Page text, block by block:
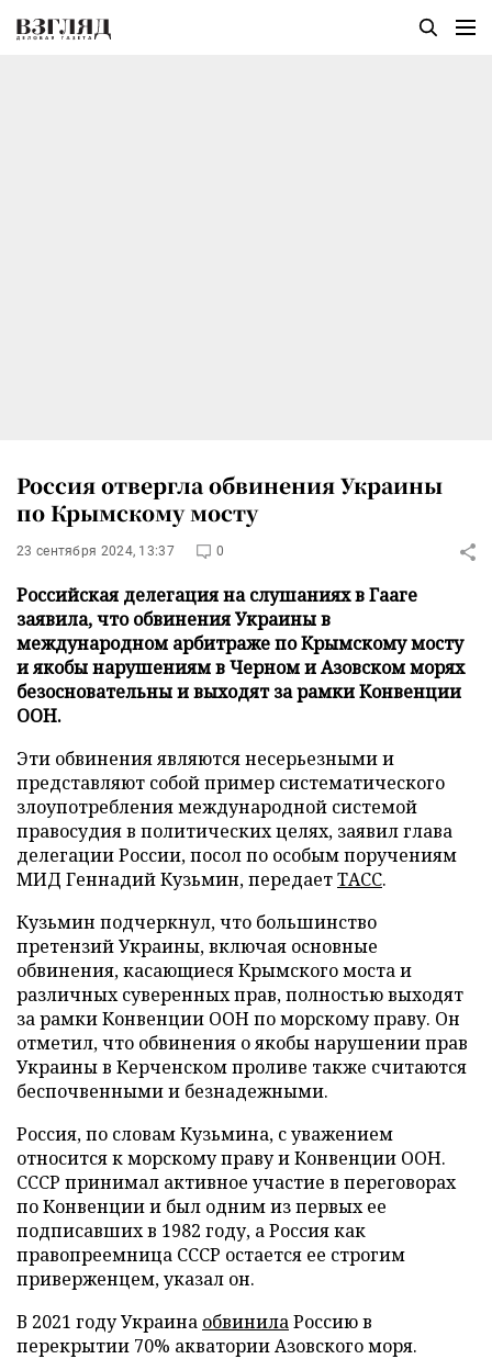
Россия отвергла обвинения Украины
по Крымскому мосту
23 сентября 2024, 13:37 0
Российская делегация на слушаниях в Гааге
заявила, что обвинения Украины в
международном арбитраже по Крымскому мосту
и якобы нарушениям в Черном и Азовском морях
безосновательны и выходят за рамки Конвенции
ООН.
Эти обвинения являются несерьезными и
представляют собой пример систематического
злоупотребления международной системой
правосудия в политических целях, заявил глава
делегации России, посол по особым поручениям
МИД Геннадий Кузьмин, передаетТАСС.
Кузьмин подчеркнул, что большинство
претензий Украины, включая основные
обвинения, касающиеся Крымского моста и
различных суверенных прав, полностью выходят
за рамки Конвенции ООН по морскому праву. Он
отметил, что обвинения о якобы нарушении прав
Украины в Керченском проливе также считаются
беспочвенными и безнадежными.
Россия, по словам Кузьмина, с уважением
относится к морскому праву и Конвенции ООН.
СССР принимал активное участие в переговорах
по Конвенции и был одним из первых ее
подписавших в 1982 году, а Россия как
правопреемница СССР остается ее строгим
приверженцем, указал он.
В 2021 году Украина обвинилаРоссию в
перекрытии 70% акватории Азовского моря.